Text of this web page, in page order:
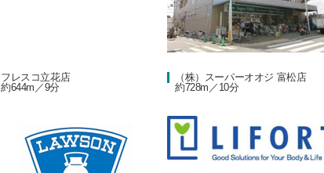
フレスコ立花店
約644m／9分
（株）スーパーオオジ 富松店
約728m／10分